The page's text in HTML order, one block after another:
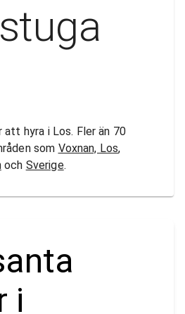
hyra i Los. Fler än 70
som Voxnan, Los,
och Sverige.
i